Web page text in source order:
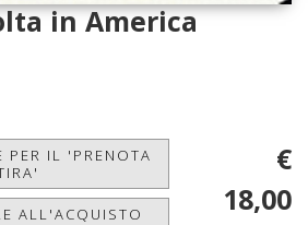
in America
PER IL 'PRENOTA
ALL'ACQUISTO
€
18,00